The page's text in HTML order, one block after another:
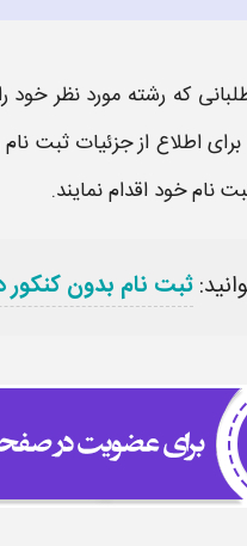
که رشته مورد نظر خود
برای اطلاع از جزئیات ثبت نام
نامخود اقدام نمایند.
ثبت نام بدون کنکور